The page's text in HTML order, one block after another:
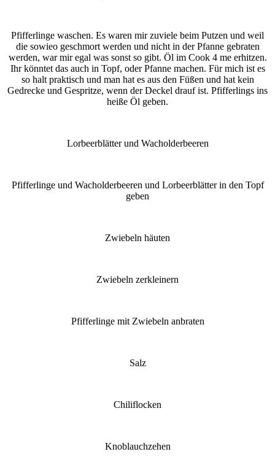
Pfifferlinge waschen. Es waren mir zuviele beim Putzen und weil
die sowieo geschmort werden und nicht in der Pfanne gebraten
werden, war mir egal was sonst so gibt. Öl im Cook 4 me erhitzen.
Ihr könntet das auch in Topf, oder Pfanne machen. Für mich ist es
so halt praktisch und man hat es aus den Füßen und hat kein
Gedrecke und Gespritze, wenn der Deckel drauf ist. Pfifferlings ins
heiße Öl geben.
Lorbeerblätter und Wacholderbeeren
Pfifferlinge und Wacholderbeeren und Lorbeerblätter in den Topf
geben
Zwiebeln häuten
Zwiebeln zerkleinern
Pfifferlinge mit Zwiebeln anbraten
Salz
Chiliflocken
Knoblauchzehen